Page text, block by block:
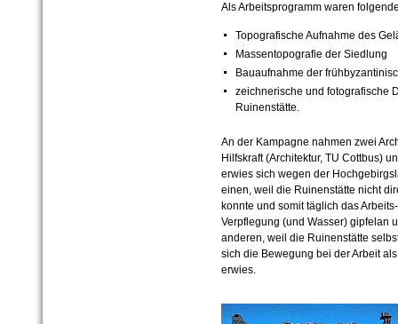
Als Arbeitsprogramm waren
Topografische Aufnahme des
Massentopografie der Siedlung
Bauaufnahme der
zeichnerische und fotografische
Ruinenstätte.
An der Kampagne nahmen zwei
Hilfskraft (Architektur, TU Cottbus)
erwies sich wegen der
einen, weil die Ruinenstätte nicht
konnte und somit täglich das
Verpflegung (und Wasser) gipfelan
anderen, weil die Ruinenstätte
sich die Bewegung bei der Arbeit
erwies.